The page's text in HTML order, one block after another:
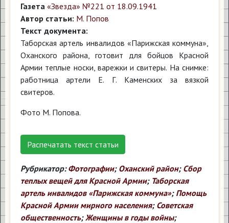
Газета «Звезда» №221 от 18.09.1941
Автор статьи: М. Попов
Текст документа:
Таборская артель инвалидов «Парижская коммуна»,
Оханского района, готовит для бойцов Красной
Армии теплые носки, варежки и свитеры. На снимке:
работница артели Е. Г. Каменских за вязкой
свитеров.
Фото М. Попова.
Распечатать текст статьи
Рубрикатор: Фотографии; Оханский район; Сбор
теплых вещей для Красной Армии; Таборская
артель инвалидов «Парижская коммуна»; Помощь
Красной Армии мирного населения; Советская
общественность;Женщины в годы войны;